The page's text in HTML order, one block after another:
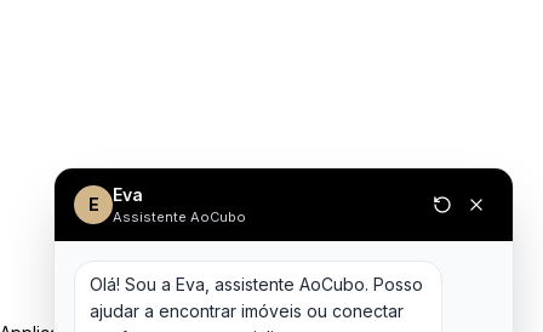
E Eva
Assistente AoCubo
Olá! Sou a Eva, assistente AoCubo. Posso
ajudar a encontrar imóveis ou conectar